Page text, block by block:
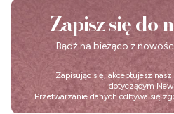
Zapisz się do
Bądź na bieżąco z
Zapisując się, akceptujesz nasz
dotyczącym
Przetwarzanie danych odbywa się